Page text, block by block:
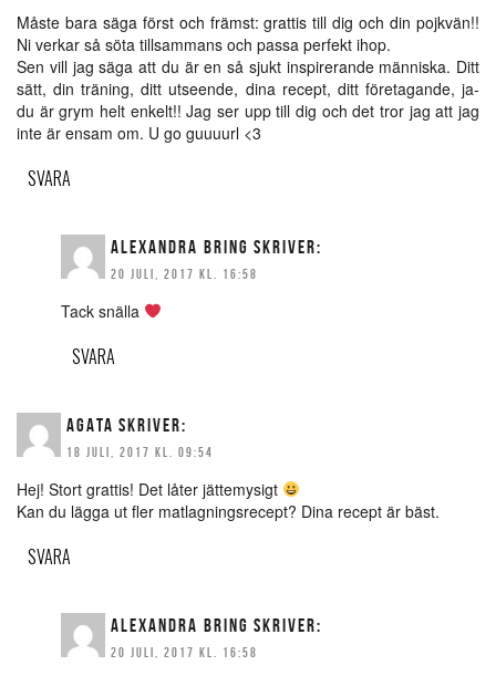
Måste bara säga först och främst: grattis till dig och din pojkvän!!
Ni verkar så söta tillsammans och passa perfekt ihop.
Sen vill jag säga att du är en så sjukt inspirerande människa. Ditt
sätt, din träning, ditt utseende, dina recept, ditt företagande, ja-
du är grym helt enkelt!! Jag ser upp till dig och det tror jag att jag
inte är ensam om. U go guuuurl <3
SVARA
ALEXANDRA BRING SKRIVER:
20 JULI, 2017 KL. 16:58
Tack snälla
SVARA
AGATA SKRIVER:
18 JULI, 2017 KL. 09:54
Hej! Stort grattis! Det låter jättemysigt
Kan du lägga ut fler matlagningsrecept? Dina recept är bäst.
SVARA
ALEXANDRA BRING SKRIVER:
20 JULI, 2017 KL. 16:58